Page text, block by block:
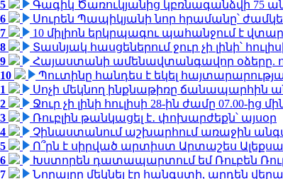
5
Գագիկ Ծառուկյանից կբռնագանձվի 75
6
Սուրեն Պապիկյանի նոր հրամանը՝
7
10 միլիոն երկրպագու պահանջում է
8
Տասնյակ հասցեներում ջուր չի լինի՝
9
Հայաստանի ամենավտանգավոր օձերը.
10
Պուտինը հանդես է եկել
1
Սոչի մեկնող ինքնաթիռը ճանապարհին
2
Ջուր չի լինի հուլիսի 28-ին ժամը 07.00-ից
3
Ռուբլին թանկացել է․ փոխարժեքն՝ այսօր
4
Չինաստանում աշխարհում առաջին
5
Ո՞րն է սիրված արտիստ Արտաշես
6
Խստորեն դատապարտում եմ Ռուբեն
7
Նորայրը մեկնել էր հանգստի, արդեն